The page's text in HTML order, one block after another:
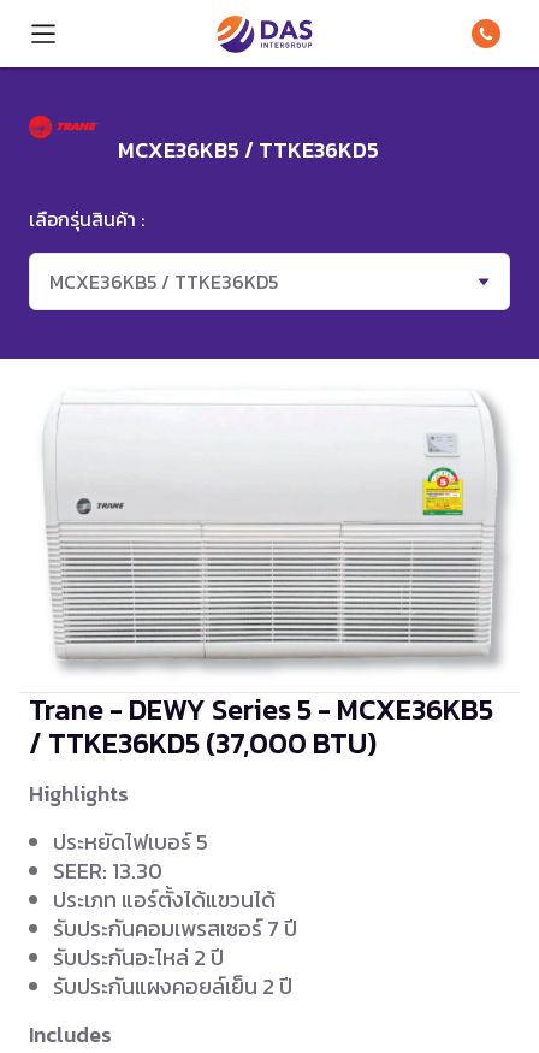
MCXE36KB5 / TTKE36KD5
เลือกรุ่นสินค้า :
MCXE36KB5 / TTKE36KD5
Trane - DEWY Series 5 - MCXE36KB5
/ TTKE36KD5(37,000 BTU)
Highlights
ประหยัดไฟเบอร์ 5
SEER: 13.30
ประเภท แอร์ตั้งได้แขวนได้
รับประกันคอมเพรสเซอร์ 7 ปี
รับประกันอะไหล่ 2 ปี
รับประกันแผงคอยล์เย็น 2 ปี
Includes